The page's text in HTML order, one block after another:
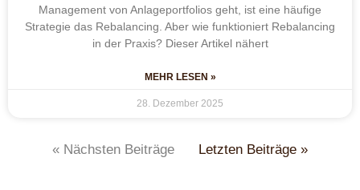
Management von Anlageportfolios geht, ist eine häufige
Strategie das Rebalancing. Aber wie funktioniert Rebalancing
in der Praxis? Dieser Artikel nähert
MEHR LESEN »
28. Dezember 2025
« Nächsten Beiträge Letzten Beiträge »